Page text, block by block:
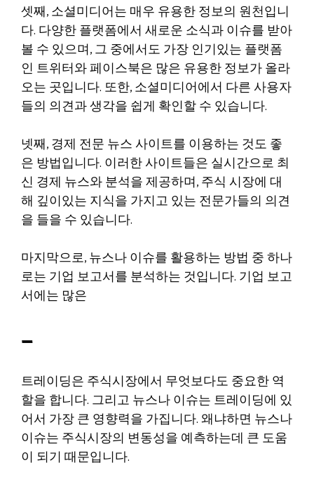
셋째, 소셜미디어는 매우 유용한 정보의 원천입니
다. 다양한 플랫폼에서 새로운 소식과 이슈를 받아
볼 수 있으며, 그 중에서도 가장 인기있는 플랫폼
인 트위터와 페이스북은 많은 유용한 정보가 올라
오는 곳입니다. 또한, 소셜미디어에서 다른 사용자
들의 의견과 생각을 쉽게 확인할 수 있습니다.
넷째, 경제 전문 뉴스 사이트를 이용하는 것도 좋
은 방법입니다. 이러한 사이트들은 실시간으로 최
신 경제 뉴스와 분석을 제공하며, 주식 시장에 대
해 깊이있는 지식을 가지고 있는 전문가들의 의견
을 들을 수 있습니다.
마지막으로, 뉴스나 이슈를 활용하는 방법 중 하나
로는 기업 보고서를 분석하는 것입니다. 기업 보고
서에는 많은
–
트레이딩은 주식시장에서 무엇보다도 중요한 역
할을 합니다. 그리고 뉴스나 이슈는 트레이딩에 있
어서 가장 큰 영향력을 가집니다. 왜냐하면 뉴스나
이슈는 주식시장의 변동성을 예측하는데 큰 도움
이 되기 때문입니다.